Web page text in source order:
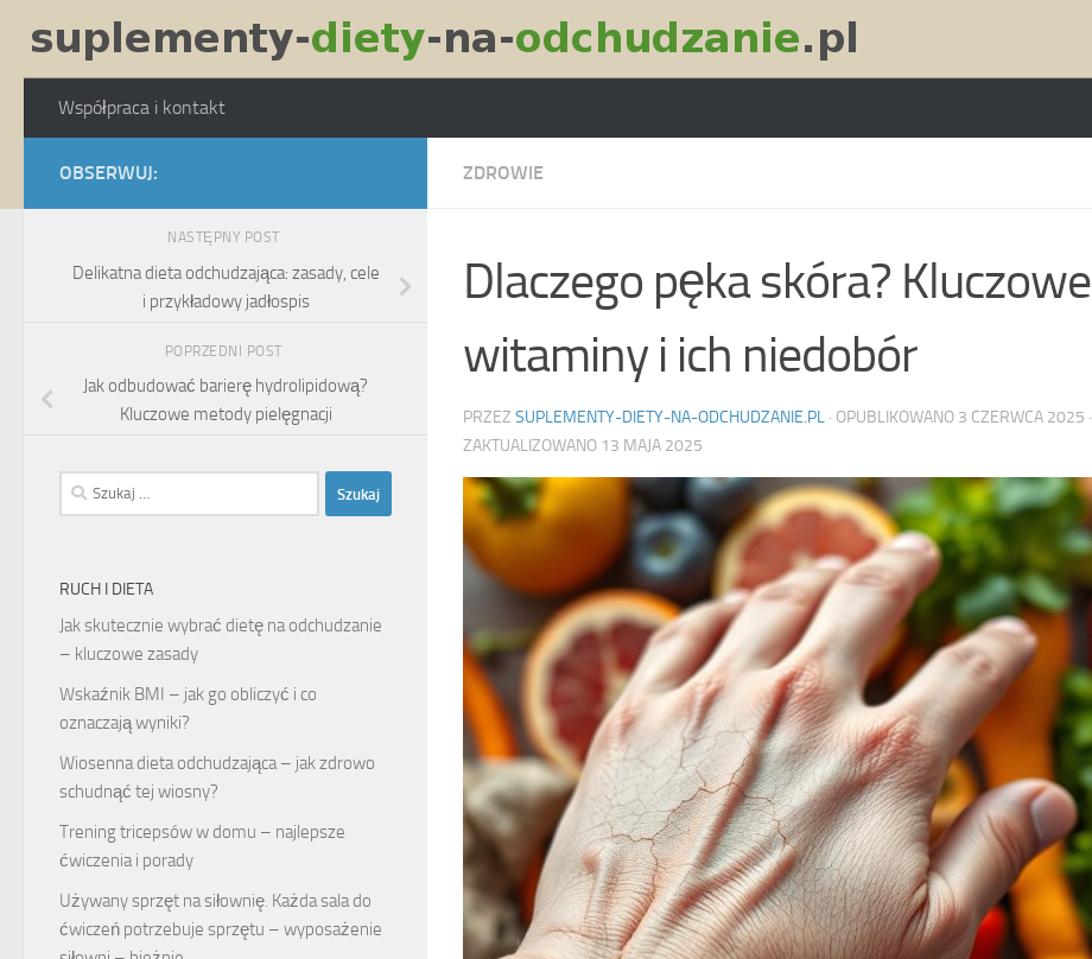
Skip to content
Współpraca i kontakt
ZDROWIE
Dlaczego pęka skóra? Kluczowe
witaminy i ich niedobór
PRZEZ SUPLEMENTY-DIETY-NA-ODCHUDZANIE.PL · OPUBLIKOWANO 3 CZERWCA 2025 ·
ZAKTUALIZOWANO 13 MAJA 2025
OBSERWUJ:
NASTĘPNY POST
Delikatna dieta odchudzająca: zasady, cele
i przykładowy jadłospis
POPRZEDNI POST
Jak odbudować barierę hydrolipidową?
Kluczowe metody pielęgnacji
Szukaj:
RUCH I DIETA
Jak skutecznie wybrać dietę na odchudzanie
– kluczowe zasady
Wskaźnik BMI – jak go obliczyć i co
oznaczają wyniki?
Wiosenna dieta odchudzająca – jak zdrowo
schudnąć tej wiosny?
Trening tricepsów w domu – najlepsze
ćwiczenia i porady
Używany sprzęt na siłownię. Każda sala do
ćwiczeń potrzebuje sprzętu – wyposażenie